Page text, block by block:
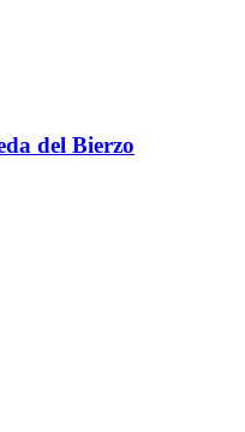
del Bierzo